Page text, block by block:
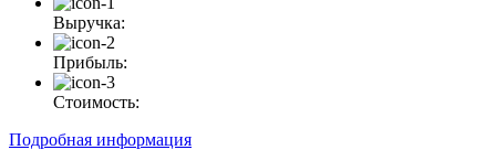
Выручка:
Прибыль:
Стоимость:
Подробная информация